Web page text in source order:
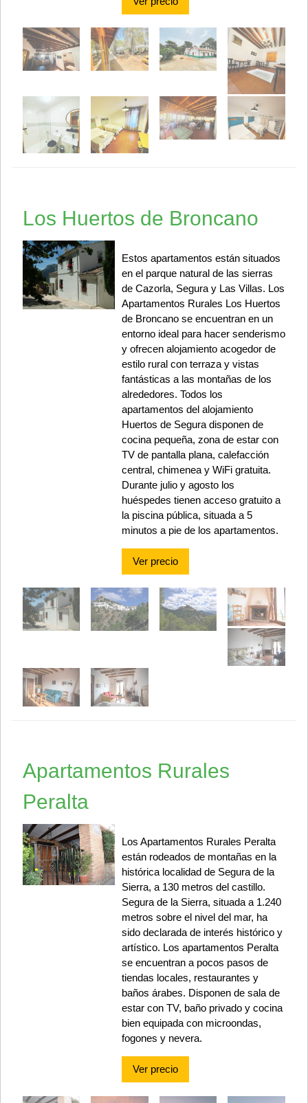
Los Huertos de Broncano
Estos apartamentos están situados
en el parque natural de las sierras
de Cazorla, Segura y Las Villas. Los
Apartamentos Rurales Los Huertos
de Broncano se encuentran en un
entorno ideal para hacer senderismo
y ofrecen alojamiento acogedor de
estilo rural con terraza y vistas
fantásticas a las montañas de los
alrededores. Todos los
apartamentos del alojamiento
Huertos de Segura disponen de
cocina pequeña, zona de estar con
TV de pantalla plana, calefacción
central, chimenea y WiFi gratuita.
Durante julio y agosto los
huéspedes tienen acceso gratuito a
la piscina pública, situada a 5
minutos a pie de los apartamentos.
Ver precio
Apartamentos Rurales
Peralta
Los Apartamentos Rurales Peralta
están rodeados de montañas en la
histórica localidad de Segura de la
Sierra, a 130 metros del castillo.
Segura de la Sierra, situada a 1.240
metros sobre el nivel del mar, ha
sido declarada de interés histórico y
artístico. Los apartamentos Peralta
se encuentran a pocos pasos de
tiendas locales, restaurantes y
baños árabes. Disponen de sala de
estar con TV, baño privado y cocina
bien equipada con microondas,
fogones y nevera.
Ver precio